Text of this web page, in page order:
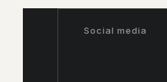
Social media